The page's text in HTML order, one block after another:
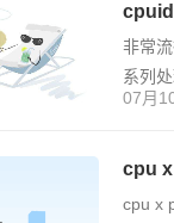
非常
系列
07月
cpu
cpu x